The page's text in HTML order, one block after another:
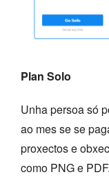
Plan Solo
Unha persoa só
ao mes se se
proxectos e
como PNG e